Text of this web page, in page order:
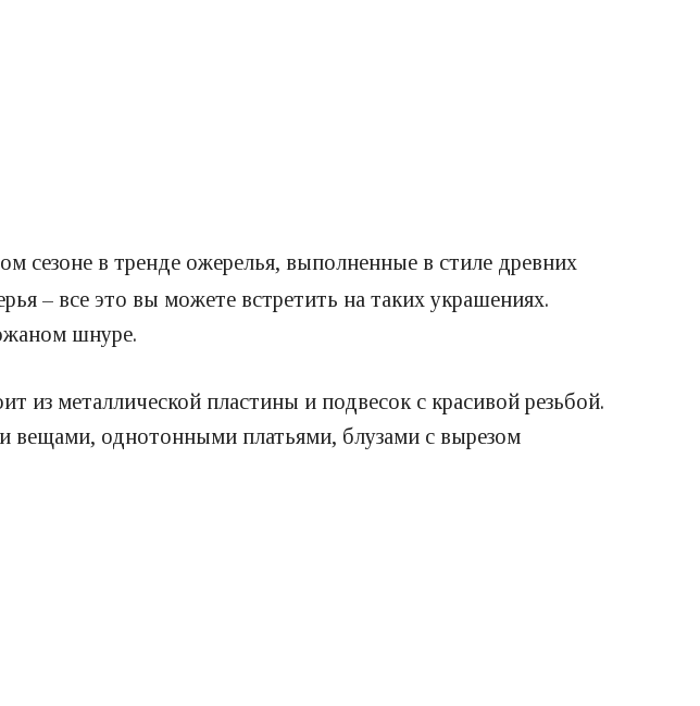
сезоне в тренде ожерелья, выполненные в стиле древних
– все это вы можете встретить на таких украшениях.
шнуре.
из металлической пластины и подвесок с красивой резьбой.
вещами, однотонными платьями, блузами с вырезом